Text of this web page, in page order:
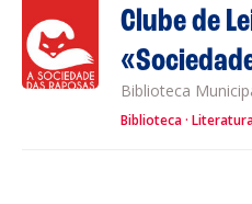
Clube de
Biblioteca
Biblioteca